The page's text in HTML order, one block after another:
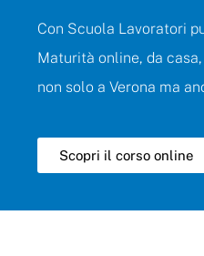
Con Scuola Lavoratori
Maturità online, da
non solo a Verona ma
Scopri il corso online